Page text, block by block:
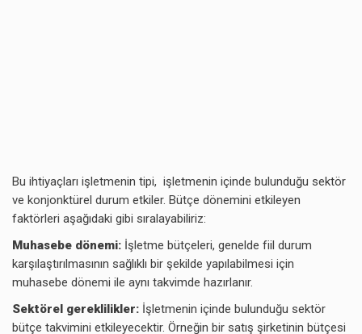
Bu ihtiyaçları işletmenin tipi, işletmenin içinde bulunduğu sektör
ve konjonktürel durum etkiler. Bütçe dönemini etkileyen
faktörleri aşağıdaki gibi sıralayabiliriz:
Muhasebe dönemi: İşletme bütçeleri, genelde fiil durum
karşılaştırılmasının sağlıklı bir şekilde yapılabilmesi için
muhasebe dönemi ile aynı takvimde hazırlanır.
Sektörel gereklilikler: İşletmenin içinde bulunduğu sektör
bütçe takvimini etkileyecektir. Örneğin bir satış şirketinin bütçesi